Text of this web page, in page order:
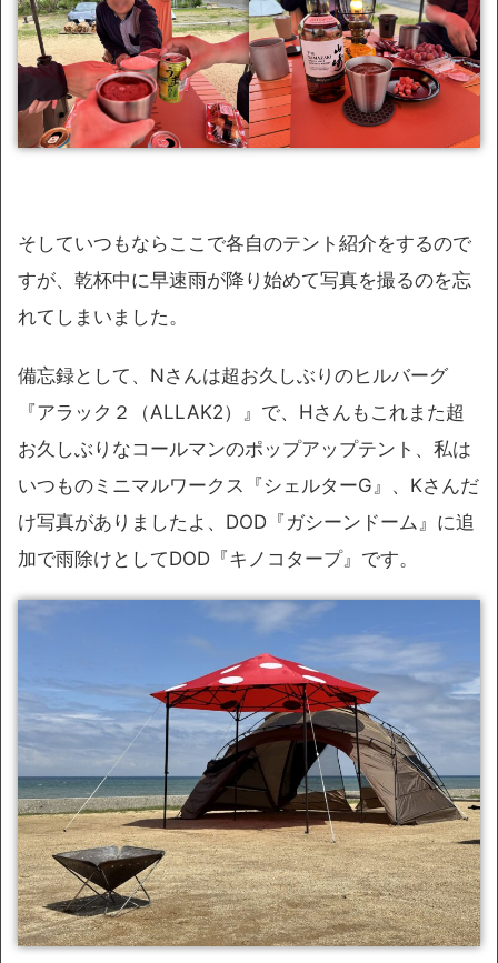
そしていつもならここで各自のテント紹介をするので
すが、乾杯中に早速雨が降り始めて写真を撮るのを忘
れてしまいました。
備忘録として、Nさんは超お久しぶりのヒルバーグ
『アラック２（ALLAK2）』で、Hさんもこれまた超
お久しぶりなコールマンのポップアップテント、私は
いつものミニマルワークス『シェルターG』、Kさんだ
け写真がありましたよ、DOD『ガシーンドーム』に追
加で雨除けとしてDOD『キノコタープ』です。